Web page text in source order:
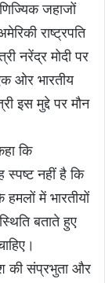
जहाजों
राष्ट्रपति
नरेंद्र मोदी पर
ओर भारतीय
इस मुद्दे पर मौन
कि
स्पष्ट नहीं है कि
में भारतीयों
बताते हुए
की संप्रभुता और